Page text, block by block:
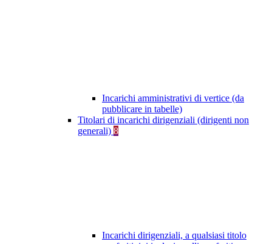
Incarichi amministrativi di vertice (da
pubblicare in tabelle)
Titolari di incarichi dirigenziali (dirigenti non
generali) 8
Incarichi dirigenziali, a qualsiasi titolo